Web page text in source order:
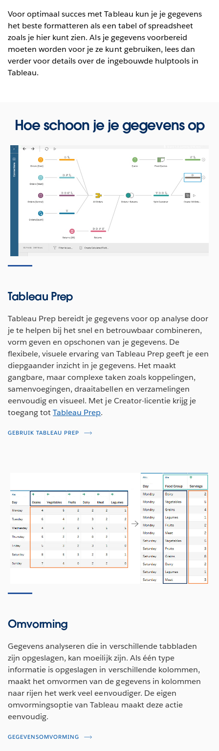
Voor optimaal succes met Tableau kun je je gegevens
het beste formatteren als een tabel of spreadsheet
zoals je hier kunt zien. Als je gegevens voorbereid
moeten worden voor je ze kunt gebruiken, lees dan
verder voor details over de ingebouwde hulptools in
Tableau.
Hoe schoon je je gegevens op
Tableau Prep
Tableau Prep bereidt je gegevens voor op analyse door
je te helpen bij het snel en betrouwbaar combineren,
vorm geven en opschonen van je gegevens. De
flexibele, visuele ervaring van Tableau Prep geeft je een
diepgaander inzicht in je gegevens. Het maakt
gangbare, maar complexe taken zoals koppelingen,
samenvoegingen, draaitabellen en verzamelingen
eenvoudig en visueel. Met je Creator-licentie krijg je
toegang totTableau Prep.
GEBRUIK TABLEAU PREP
Omvorming
Gegevens analyseren die in verschillende tabbladen
zijn opgeslagen, kan moeilijk zijn. Als één type
informatie is opgeslagen in verschillende kolommen,
maakt het omvormen van de gegevens in kolommen
naar rijen het werk veel eenvoudiger. De eigen
omvormingsoptie van Tableau maakt deze actie
eenvoudig.
GEGEVENSOMVORMING